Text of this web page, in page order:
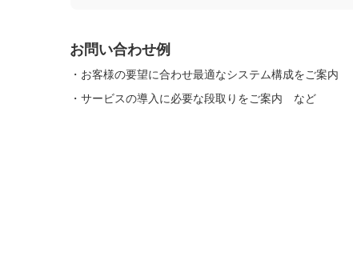
お問い合わせ例
・ お客様の要望に合わせ最適なシステム構成をご案内
・ サービスの導入に必要な段取りをご案内 など